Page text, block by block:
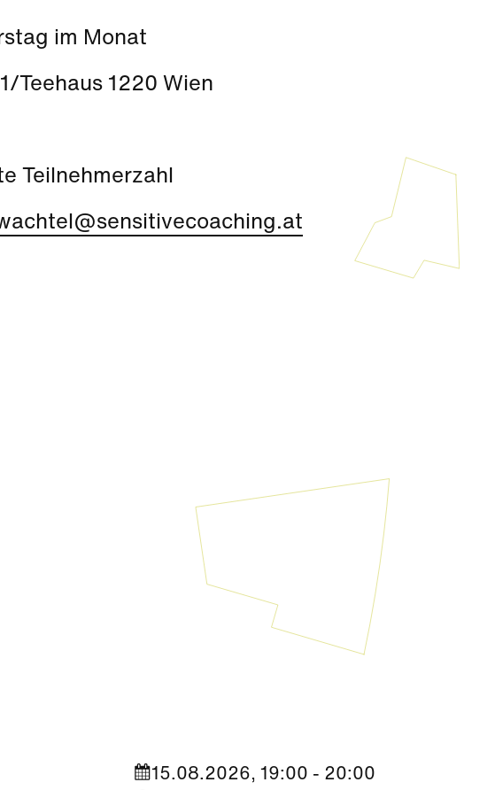
im Monat
Teehaus 1220 Wien
Teilnehmerzahl
15.08.2026, 19:00 - 20:00